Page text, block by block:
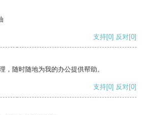
支持[0] 反对[0]
，随时随地为我的办公提供帮助。
支持[0] 反对[0]